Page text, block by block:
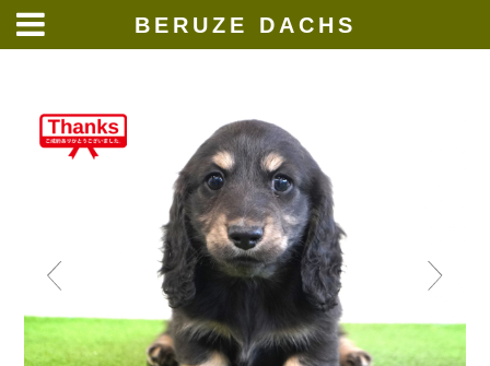
content
BERUZE DACHS